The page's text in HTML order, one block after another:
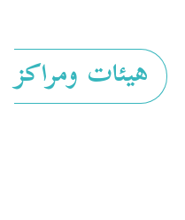
هيئات ومراكز